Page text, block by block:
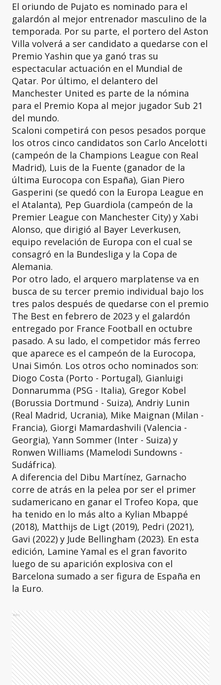
El oriundo de Pujato es nominado para el
galardón al mejor entrenador masculino de la
temporada. Por su parte, el portero del Aston
Villa volverá a ser candidato a quedarse con el
Premio Yashin que ya ganó tras su
espectacular actuación en el Mundial de
Qatar. Por último, el delantero del
Manchester United es parte de la nómina
para el Premio Kopa al mejor jugador Sub 21
del mundo.
Scaloni competirá con pesos pesados porque
los otros cinco candidatos son Carlo Ancelotti
(campeón de la Champions League con Real
Madrid), Luis de la Fuente (ganador de la
última Eurocopa con España), Gian Piero
Gasperini (se quedó con la Europa League en
el Atalanta), Pep Guardiola (campeón de la
Premier League con Manchester City) y Xabi
Alonso, que dirigió al Bayer Leverkusen,
equipo revelación de Europa con el cual se
consagró en la Bundesliga y la Copa de
Alemania.
Por otro lado, el arquero marplatense va en
busca de su tercer premio individual bajo los
tres palos después de quedarse con el premio
The Best en febrero de 2023 y el galardón
entregado por France Football en octubre
pasado. A su lado, el competidor más ferreo
que aparece es el campeón de la Eurocopa,
Unai Simón. Los otros ocho nominados son:
Diogo Costa (Porto - Portugal), Gianluigi
Donnarumma (PSG - Italia), Gregor Kobel
(Borussia Dortmund - Suiza), Andriy Lunin
(Real Madrid, Ucrania), Mike Maignan (Milan -
Francia), Giorgi Mamardashvili (Valencia -
Georgia), Yann Sommer (Inter - Suiza) y
Ronwen Williams (Mamelodi Sundowns -
Sudáfrica).
A diferencia del Dibu Martínez, Garnacho
corre de atrás en la pelea por ser el primer
sudamericano en ganar el Trofeo Kopa, que
ha tenido en lo más alto a Kylian Mbappé
(2018), Matthijs de Ligt (2019), Pedri (2021),
Gavi (2022) y Jude Bellingham (2023). En esta
edición, Lamine Yamal es el gran favorito
luego de su aparición explosiva con el
Barcelona sumado a ser figura de España en
la Euro.
Ads